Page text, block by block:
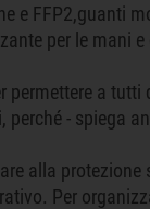
e FFP2,guanti
per le mani
permettere a tutti
perché - spiega
alla
Per